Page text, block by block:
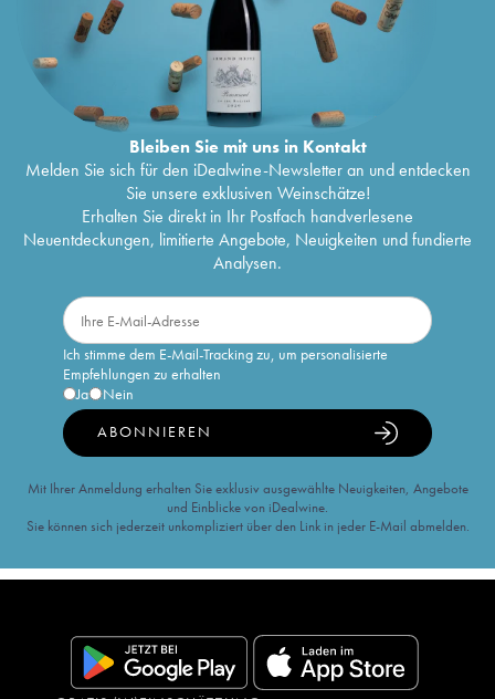
Bleiben Sie mit uns in Kontakt
Melden Sie sich für den iDealwine-Newsletter an und entdecken
Sie unsere exklusiven Weinschätze!
Erhalten Sie direkt in Ihr Postfach handverlesene
Neuentdeckungen, limitierte Angebote, Neuigkeiten und fundierte
Analysen.
Ich stimme dem E-Mail-Tracking zu, um personalisierte
Empfehlungen zu erhalten
Ja
Nein
ABONNIEREN
Mit Ihrer Anmeldung erhalten Sie exklusiv ausgewählte Neuigkeiten, Angebote
und Einblicke von iDealwine.
Sie können sich jederzeit unkompliziert über den Link in jeder E-Mail abmelden.